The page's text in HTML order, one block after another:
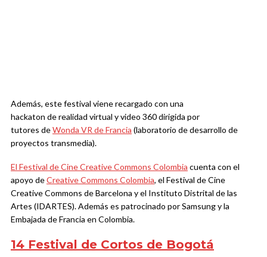
Además, este festival viene recargado con una
hackaton de realidad virtual y video 360 dirigida por
tutores deWonda VR de Francia (laboratorio de desarrollo de
proyectos transmedia).
El Festival de Cine Creative Commons Colombia cuenta con el
apoyo deCreative Commons Colombia, el Festival de Cine
Creative Commons de Barcelona y el Instituto Distrital de las
Artes (IDARTES). Además es patrocinado por Samsung y la
Embajada de Francia en Colombia.
14 Festival de Cortos de Bogotá